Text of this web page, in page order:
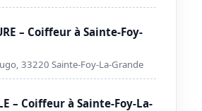
– Coiffeur à Sainte-Foy-
33220 Sainte-Foy-La-Grande
– Coiffeur à Sainte-Foy-La-